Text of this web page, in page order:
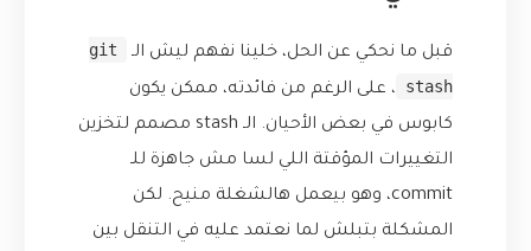
قبل ما نحكي عن الحل، خلينا نفهم ليش الـ
git
stash
، على الرغم من فائدته، ممكن يكون
كابوس في بعض الأحيان. الـ stash مصمم لتخزين
التغييرات المؤقتة اللي لسا مش جاهزة للـ
commit، وهو بيعمل هالشغلة منيح. لكن
المشكلة بتبلش لما نعتمد عليه في التنقل بين